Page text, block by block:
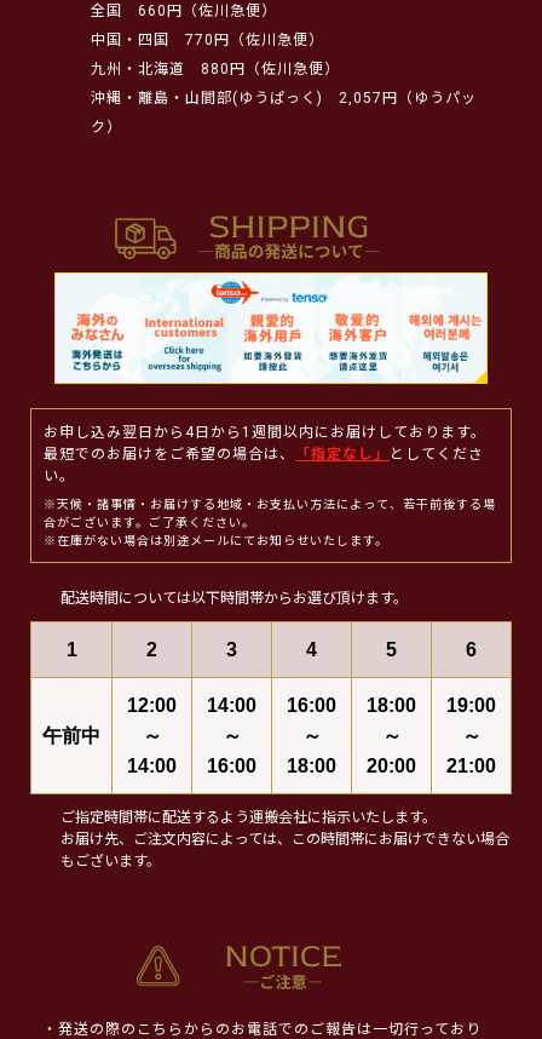
全国
660円（佐川急便）
中国・四国
770円（佐川急便）
九州・北海道
880円（佐川急便）
沖縄・離島・山間部(ゆうぱっく)
2,057円（ゆうパッ
ク）
お申し込み翌日から4日から1週間以内にお届けしております。
最短でのお届けをご希望の場合は、
「指定なし」
としてくださ
い。
※天候・諸事情・お届けする地域・お支払い方法によって、若干前後する場
合がございます。ご了承ください。
※在庫がない場合は別途メールにてお知らせいたします。
配送時間については以下時間帯からお選び頂けます。
1 2 3 4 5 6
午前中
12:00
～
14:00
14:00
～
16:00
16:00
～
18:00
18:00
～
20:00
19:00
～
21:00
ご指定時間帯に配送するよう運搬会社に指示いたします。
お届け先、ご注文内容によっては、この時間帯にお届けできない場合
もございます。
・発送の際のこちらからのお電話でのご報告は一切行っており